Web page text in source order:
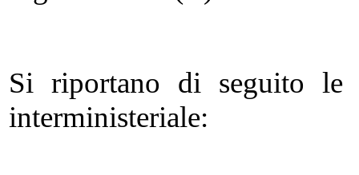
Si riportano di seguito le
interministeriale: